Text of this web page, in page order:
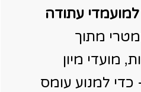
למועמדי עתודה
מתוך
מועדי מיון
למנוע עומס